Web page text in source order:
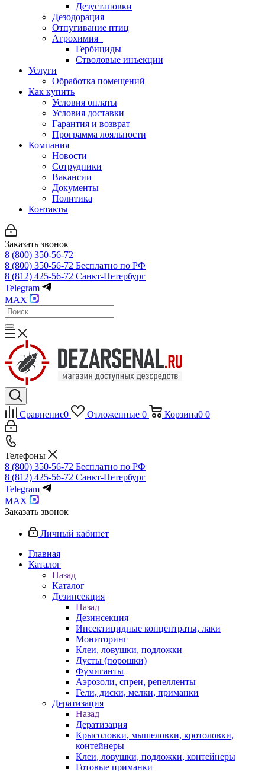
Дезустановки
Дезодорация
Отпугивание птиц
Агрохимия
Гербициды
Стволовые инъекции
Услуги
Обработка помещений
Как купить
Условия оплаты
Условия доставки
Гарантия и возврат
Программа лояльности
Компания
Новости
Сотрудники
Вакансии
Документы
Политика
Контакты
Заказать звонок
8 (800) 350-56-72
8 (800) 350-56-72 Бесплатно по РФ
8 (812) 425-56-72 Санкт-Петербург
Telegram
MAX
Сравнение0 Отложенные 0 Корзина0 0
Телефоны
8 (800) 350-56-72 Бесплатно по РФ
8 (812) 425-56-72 Санкт-Петербург
Telegram
MAX
Заказать звонок
Личный кабинет
Главная
Каталог
Назад
Каталог
Дезинсекция
Назад
Дезинсекция
Инсектицидные концентраты, лаки
Мониторинг
Клеи, ловушки, подложки
Дусты (порошки)
Фумиганты
Аэрозоли, спреи, репелленты
Гели, диски, мелки, приманки
Дератизация
Назад
Дератизация
Крысоловки, мышеловки, кротоловки,
контейнеры
Клеи, ловушки, подложки, контейнеры
Готовые приманки